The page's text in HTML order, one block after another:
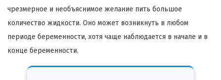
чрезмерное и необъяснимое желание пить большое
количество жидкости. Оно может возникнуть в любом
периоде беременности, хотя чаще наблюдается в начале и в
конце беременности.